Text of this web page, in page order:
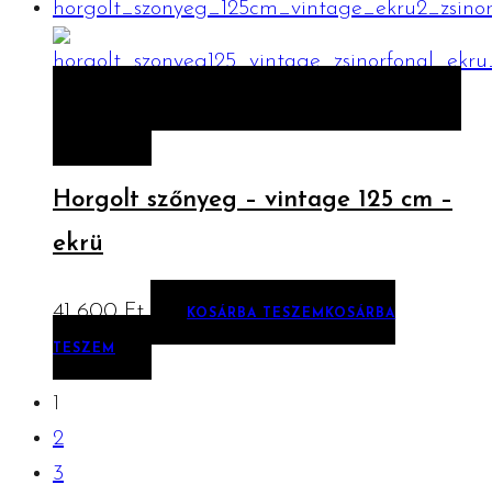
Horgolt szőnyeg – vintage 125 cm –
ekrü
41 600Ft KOSÁRBA TESZEM KOSÁRBA
TESZEM
1
2
3